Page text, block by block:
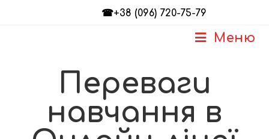
☎+38 (096) 720-75-79
Меню
Переваги
навчання в